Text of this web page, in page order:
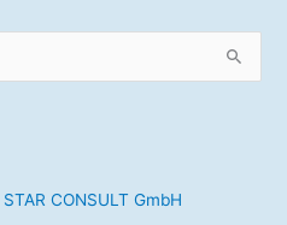
CONSULT GmbH